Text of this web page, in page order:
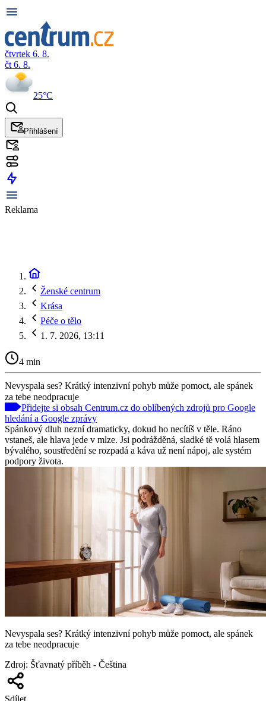
čtvrtek 6. 8.
čt 6. 8.
25°C
Přihlášení
Reklama
Ženské centrum
Krása
Péče o tělo
1. 7. 2026, 13:11
4 min
Nevyspala ses? Krátký intenzivní pohyb může pomoct, ale spánek
za tebe neodpracuje
Přidejte si obsah Centrum.cz do oblíbených zdrojů pro Google
hledání a Google zprávy
Spánkový dluh nezní dramaticky, dokud ho necítíš v těle. Ráno
vstaneš, ale hlava jede v mlze. Jsi podrážděná, sladké tě volá hlasem
bývalého, soustředění se rozpadá a káva už není nápoj, ale systém
podpory života.
Nevyspala ses? Krátký intenzivní pohyb může pomoct, ale spánek
za tebe neodpracuje
Zdroj: Šťavnatý příběh - Čeština